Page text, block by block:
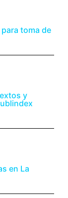
toma de
y
en La